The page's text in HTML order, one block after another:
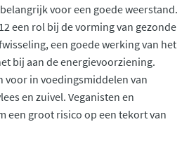
voor een goede weerstand.
een rol bij de vorming van gezonde
een goede werking van het
bij aan de energievoorziening.
voor in voedingsmiddelen van
en zuivel. Veganisten en
een groot risico op een tekort van